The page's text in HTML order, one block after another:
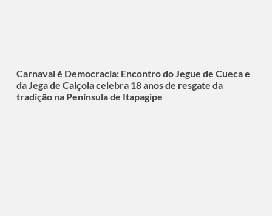
Carnaval é Democracia: Encontro do Jegue de Cueca e
da Jega de Calçola celebra 18 anos de resgate da
tradição na Península de Itapagipe